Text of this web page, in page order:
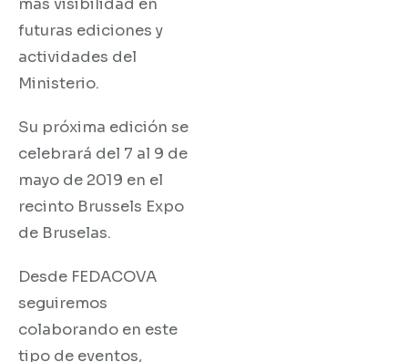
más visibilidad en
futuras ediciones y
actividades del
Ministerio.
Su próxima edición se
celebrará del 7 al 9 de
mayo de 2019 en el
recinto Brussels Expo
de Bruselas.
Desde FEDACOVA
seguiremos
colaborando en este
tipo de eventos,